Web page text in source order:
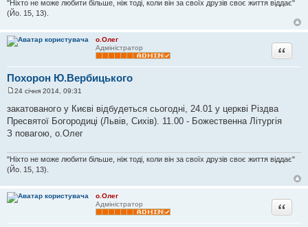
"Ніхто не може любити більше, ніж тоді, коли він за своїх друзів своє життя віддає"
(Йо. 15, 13).
о.Олег
Адміністратор
Похорон Ю.Вербицького
Цитата
в
і
о
л
е
н
я
24 січня 2014, 09:31
закатованого у Києві відбудеться сьогодні, 24.01 у церкві Різдва
Пресвятої Богородиці (Львів, Сихів). 11.00 - Божественна Літургія
З повагою, о.Олег
"Ніхто не може любити більше, ніж тоді, коли він за своїх друзів своє життя віддає"
(Йо. 15, 13).
о.Олег
Адміністратор
Цитата